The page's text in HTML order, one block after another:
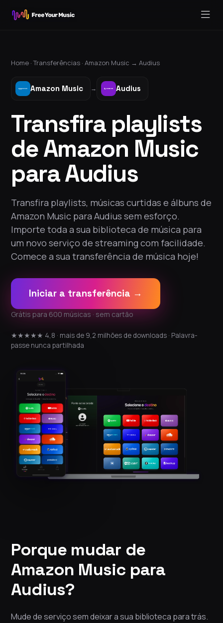
Home ·Transferências · Amazon Music → Audius
Amazon Music → Audius
Transfira playlists
de Amazon Music
para Audius
Transfira playlists, músicas curtidas e álbuns de
Amazon Music para Audius sem esforço.
Importe toda a sua biblioteca de música para
um novo serviço de streaming com facilidade.
Comece a sua transferência de música hoje!
Iniciar a transferência →
Grátis para 600 músicas · sem cartão
★★★★★ 4,8 · mais de 9,2 milhões de downloads · Palavra-
passe nunca partilhada
Porque mudar de
Amazon Music para
Audius?
Mude de serviço sem deixar a sua biblioteca para trás.